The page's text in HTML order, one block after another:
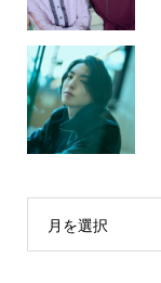
月を選択